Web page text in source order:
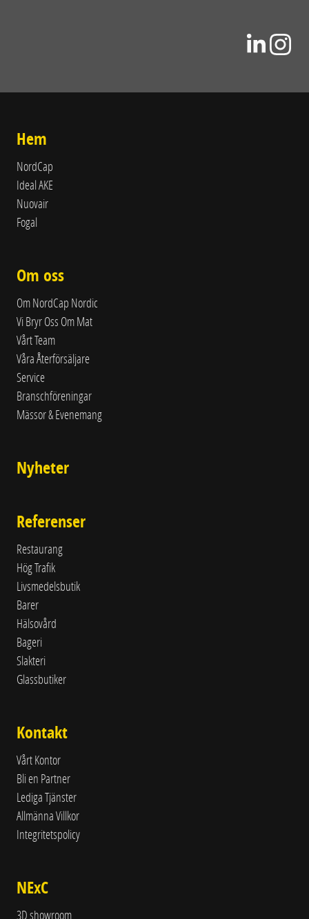
Hem
NordCap
Ideal AKE
Nuovair
Fogal
Om oss
Om NordCap Nordic
Vi Bryr Oss Om Mat
Vårt Team
Våra Återförsäljare
Service
Branschföreningar
Mässor & Evenemang
Nyheter
Referenser
Restaurang
Hög Trafik
Livsmedelsbutik
Barer
Hälsovård
Bageri
Slakteri
Glassbutiker
Kontakt
Vårt Kontor
Bli en Partner
Lediga Tjänster
Allmänna Villkor
Integritetspolicy
NExC
3D showroom